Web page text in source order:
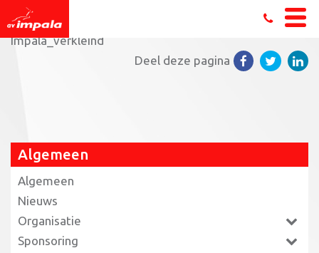
Home»Wij deden mee aan Global Running Day!»
Impala_verkleind
Deel deze pagina
Algemeen
Algemeen
Nieuws
Organisatie
Sponsoring